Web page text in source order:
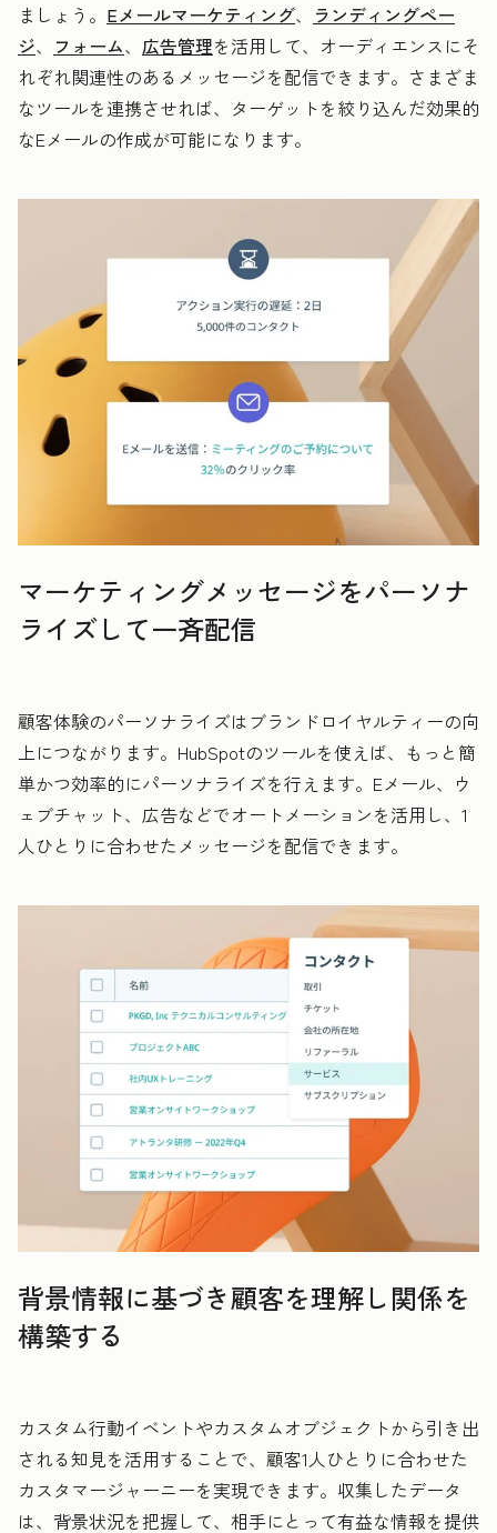
ましょう。 Eメールマーケティング、 ランディングペー
ジ、 フォーム、 広告管理を活用して、オーディエンスにそ
れぞれ関連性のあるメッセージを配信できます。さまざま
なツールを連携させれば、ターゲットを絞り込んだ効果的
なEメールの作成が可能になります。
マーケティングメッセージをパーソナ
ライズして一斉配信
顧客体験のパーソナライズはブランドロイヤルティーの向
上につながります。HubSpotのツールを使えば、もっと簡
単かつ効率的にパーソナライズを行えます。Eメール、ウ
ェブチャット、広告などでオートメーションを活用し、1
人ひとりに合わせたメッセージを配信できます。
背景情報に基づき顧客を理解し関係を
構築する
カスタム行動イベントやカスタムオブジェクトから引き出
される知見を活用することで、顧客1人ひとりに合わせた
カスタマージャーニーを実現できます。収集したデータ
は、背景状況を把握して、相手にとって有益な情報を提供